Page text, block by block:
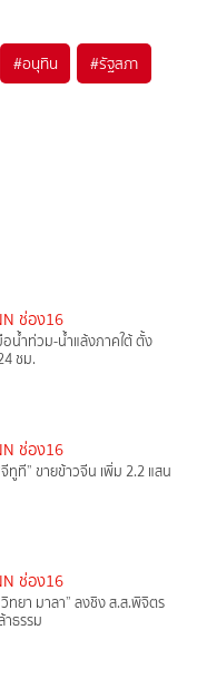
#อนุทิน #รัฐสภา
ช่อง16
ำท่วม-น้ำแล้งภาคใต้ ตั้ง
ชม.
ช่อง16
ทูที” ขายข้าวจีน เพิ่ม 2.2 แสน
ช่อง16
วิทยา มาลา” ลงชิง ส.ส.พิจิตร
ธรรม